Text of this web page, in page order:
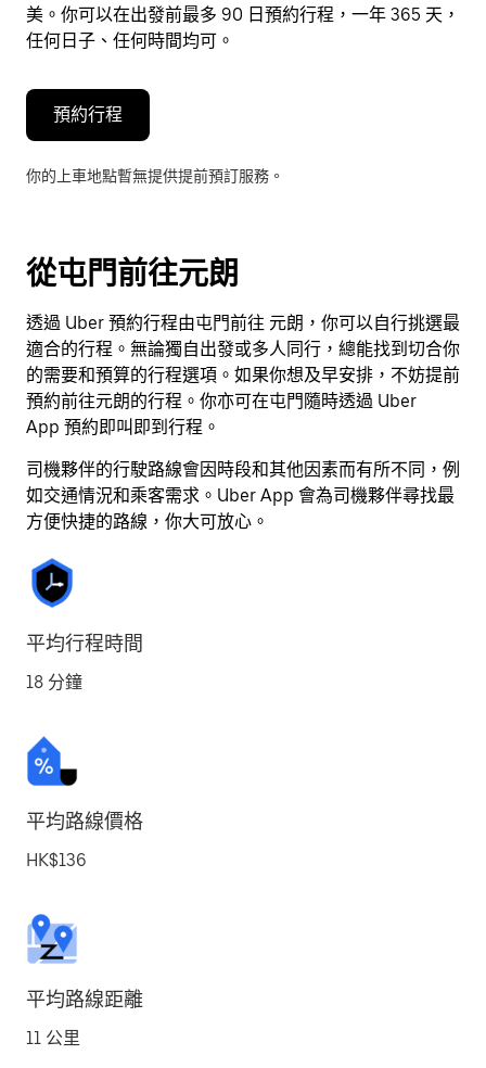
美。你可以在出發前最多 90 日預約行程，一年 365 天，
任何日子、任何時間均可。
預約行程
你的上車地點暫無提供提前預訂服務。
從屯門前往元朗
透過 Uber 預約行程由屯門前往 元朗，你可以自行挑選最
適合的行程。無論獨自出發或多人同行，總能找到切合你
的需要和預算的行程選項。如果你想及早安排，不妨提前
預約前往元朗的行程。你亦可在屯門隨時透過 Uber
App 預約即叫即到行程。
司機夥伴的行駛路線會因時段和其他因素而有所不同，例
如交通情況和乘客需求。Uber App 會為司機夥伴尋找最
方便快捷的路線，你大可放心。
平均行程時間
18 分鐘
平均路線價格
HK$136
平均路線距離
11 公里